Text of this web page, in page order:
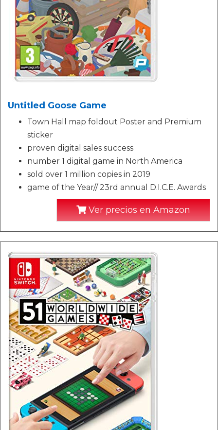
Untitled Goose Game
Town Hall map foldout Poster and Premium
sticker
proven digital sales success
number 1 digital game in North America
sold over 1 million copies in 2019
game of the Year// 23rd annual D.I.C.E. Awards
Ver precios en Amazon